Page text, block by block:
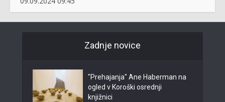
Zadnje novice
"Prehajanja" Ane Haberman na
ogled v Koroški osrednji
knjižnici